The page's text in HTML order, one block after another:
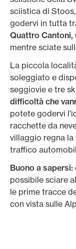
sciistica di
godervi in tutta
Quattro Cantoni,
mentre sciate
La piccola
soleggiato e
seggiovie e tre
difficoltà che
potete godervi
racchette da
villaggio regna la
traffico
Buono a sapersi:
possibile sciare
le prime tracce
con vista sulle